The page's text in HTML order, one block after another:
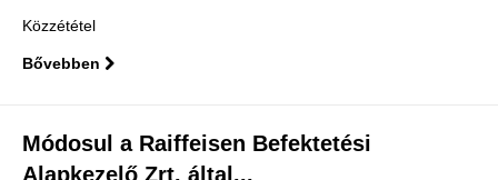
Közzététel
Bővebben
Módosul a Raiffeisen Befektetési
Alapkezelő Zrt. által...